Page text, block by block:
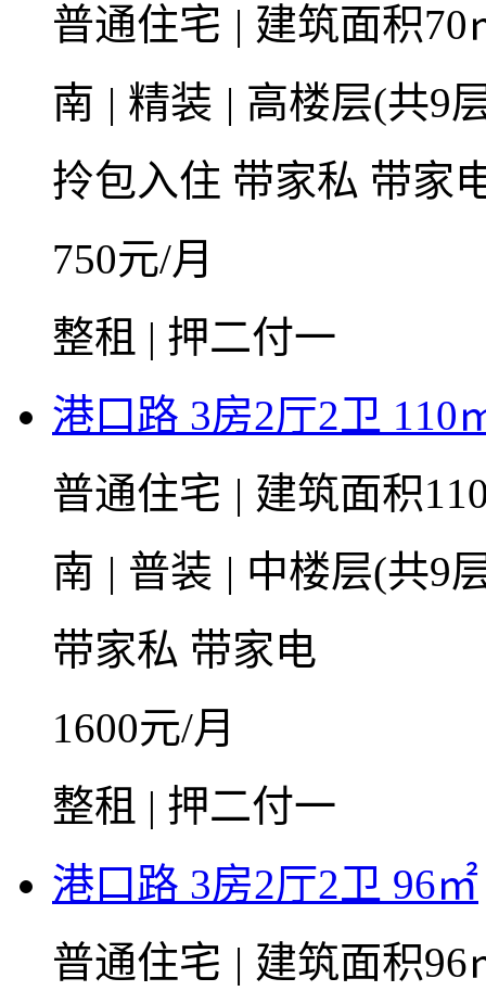
普通住宅 | 建筑面积
南 | 精装 | 高楼层(共9
拎包入住 带家私 带家
750元/月
整租 | 押二付一
港口路 3房2厅2卫 110
普通住宅 | 建筑面积
南 | 普装 | 中楼层(共9
带家私 带家电
1600元/月
整租 | 押二付一
港口路 3房2厅2卫 96㎡
普通住宅 | 建筑面积